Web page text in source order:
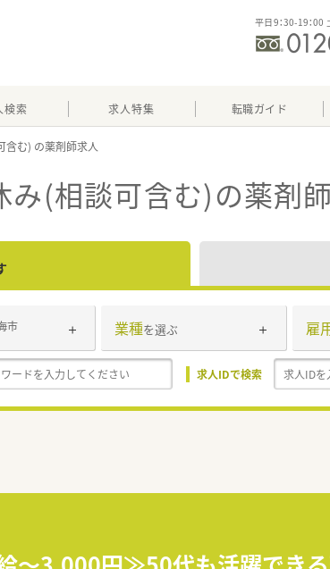
平日9：30-19：00
検索 求人特集 転職ガイド
含む)
み(相談可含む)の薬剤
市 業種を選ぶ 雇
求人IDで検索